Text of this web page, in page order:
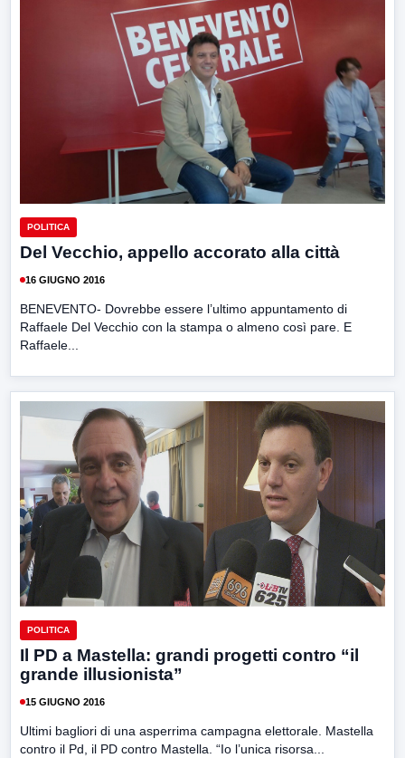
POLITICA
Del Vecchio, appello accorato alla città
16 GIUGNO 2016
BENEVENTO- Dovrebbe essere l’ultimo appuntamento di
Raffaele Del Vecchio con la stampa o almeno così pare. E
Raffaele...
POLITICA
Il PD a Mastella: grandi progetti contro “il
grande illusionista”
15 GIUGNO 2016
Ultimi bagliori di una asperrima campagna elettorale. Mastella
contro il Pd, il PD contro Mastella. “Io l’unica risorsa...